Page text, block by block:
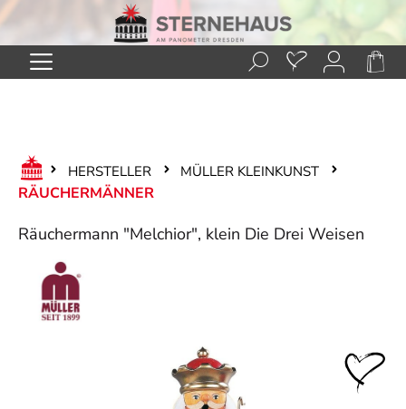
Zum Hauptinhalt springen
HERSTELLER MÜLLER KLEINKUNST
RÄUCHERMÄNNER
Räuchermann "Melchior", klein Die Drei Weisen